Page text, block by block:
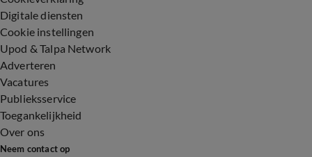
Digitale diensten
Cookie instellingen
Upod & Talpa Network
Adverteren
Vacatures
Publieksservice
Toegankelijkheid
Over ons
Neem contact op